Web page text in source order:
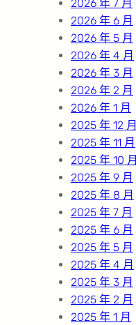
2026 年 7 月
2026 年 6 月
2026 年 5 月
2026 年 4 月
2026 年 3 月
2026 年 2 月
2026 年 1 月
2025 年 12 月
2025 年 11 月
2025 年 10 月
2025 年 9 月
2025 年 8 月
2025 年 7 月
2025 年 6 月
2025 年 5 月
2025 年 4 月
2025 年 3 月
2025 年 2 月
2025 年 1 月